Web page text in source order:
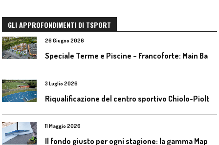
GLI APPROFONDIMENTI DI TSPORT
26 Giugno 2026
3 Luglio 2026
11 Maggio 2026